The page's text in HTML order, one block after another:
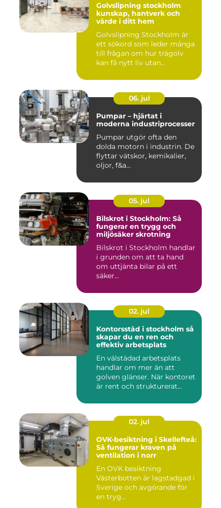
Golvslipning stockholm
kunskap, hantverk och
värde i ditt hem
Golvslipning Stockholm är
ett sökord som leder många
till frågan om hur trägolv
kan få nytt liv utan...
06. jul
Pumpar – hjärtat i
moderna industriprocesser
Pumpar utgör ofta den
dolda motorn i industrin. De
flyttar vätskor, kemikalier,
oljor, f&a...
05. jul
Bilskrot i Stockholm: Så
fungerar en trygg och
miljösäker skrotning
Bilskrot i Stockholm handlar
i grunden om att ta hand
om uttjänta bilar på ett
säker...
02. jul
Kontorsstäd i stockholm så
skapar du en ren och
effektiv arbetsplats
En välstädad arbetsplats
handlar om mer än att
golven glänser. När kontoret
är rent och strukturerat...
02. jul
OVK-besiktning i Skellefteå:
Så fungerar kraven på
ventilation i norr
En OVK besiktning
Västerbotten är lagstadgad i
Sverige och avgörande för
en tryg...